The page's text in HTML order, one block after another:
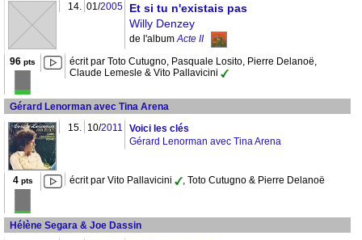
14. 01/2005
Et si tu n'existais pas
Willy Denzey
de l'albumActe II
96 pts
écrit par Toto Cutugno, Pasquale Losito, Pierre Delanoë,
Claude Lemesle & Vito Pallavicini
Gérard Lenorman avec Tina Arena
15. 10/2011
Voici les clés
Gérard Lenorman avec Tina Arena
4pts écrit par Vito Pallavicini , Toto Cutugno & Pierre Delanoë
Hélène Segara & Joe Dassin